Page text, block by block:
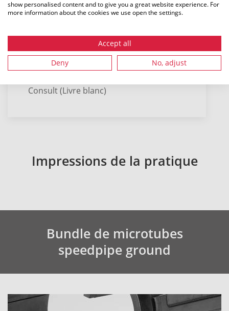
show personalised content and to give you a great website experience. For
more information about the cookies we use open the settings.
Accept all
Deny No, adjust
type de profil et le matériau brut
Grande disponibilité des tuyaux et
matérielles définies
Source : Concepts de pose dans le
Consult (Livre blanc)
Impressions de la pratique
Bundle de microtubes
speedpipe ground